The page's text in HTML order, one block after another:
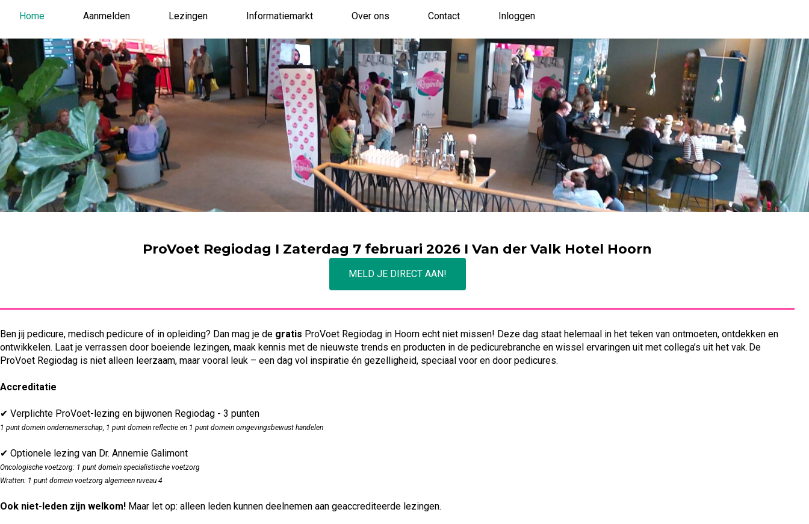
Home Aanmelden Lezingen Informatiemarkt Over ons Contact Inloggen
ProVoet Regiodag I Zaterdag 7 februari 2026 I Van der Valk Hotel Hoorn
MELD JE DIRECT AAN!
Ben jij pedicure, medisch pedicure of in opleiding? Dan mag je de gratis ProVoet Regiodag in Hoorn echt niet missen! Deze dag staat helemaal in het teken van ontmoeten, ontdekken en
ontwikkelen. Laat je verrassen door boeiende lezingen, maak kennis met de nieuwste trends en producten in de pedicurebranche en wissel ervaringen uit met collega’s uit het vak. De
ProVoet Regiodag is niet alleen leerzaam, maar vooral leuk – een dag vol inspiratie én gezelligheid, speciaal voor en door pedicures.
Accreditatie
✔ Verplichte ProVoet-lezing en bijwonen Regiodag - 3 punten
1 punt domein ondernemerschap, 1 punt domein reflectie en 1 punt domein omgevingsbewust handelen
✔ Optionele lezing van Dr. Annemie Galimont
Oncologische voetzorg: 1 punt domein specialistische voetzorg
Wratten: 1 punt domein voetzorg algemeen niveau 4
Ook niet-leden zijn welkom! Maar let op: alleen leden kunnen deelnemen aan geaccrediteerde lezingen.